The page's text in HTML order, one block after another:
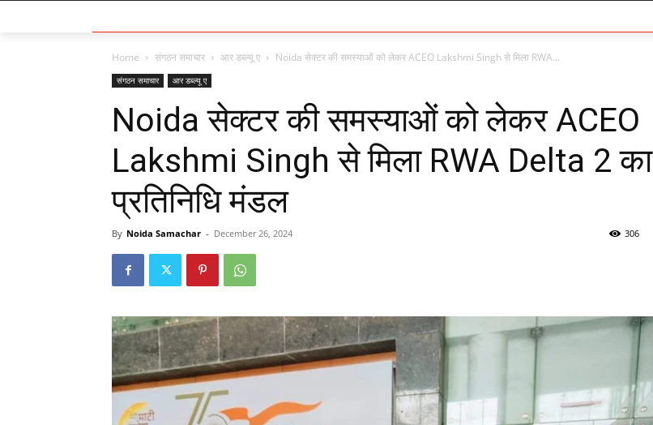
Home संगठन समाचार आर डब्ल्यू ए Noida सेक्टर की समस्याओं को लेकर ACEO Lakshmi Singh से मिला RWA...
संगठन समाचार आर डब्ल्यू ए
Noida सेक्टर की समस्याओं को लेकर ACEO
Lakshmi Singh से मिला RWA Delta 2 का
प्रतिनिधि मंडल
By Noida Samachar - December 26, 2024 306